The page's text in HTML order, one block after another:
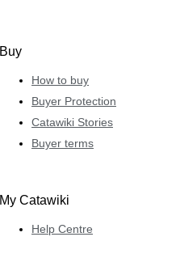
Buy
How to buy
Buyer Protection
Catawiki Stories
Buyer terms
My Catawiki
Help Centre